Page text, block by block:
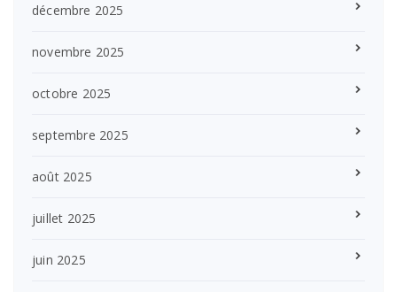
décembre 2025
novembre 2025
octobre 2025
septembre 2025
août 2025
juillet 2025
juin 2025